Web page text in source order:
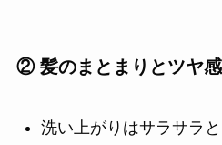
② 髪のまとまりとツヤ感
洗い上がりはサラサラ